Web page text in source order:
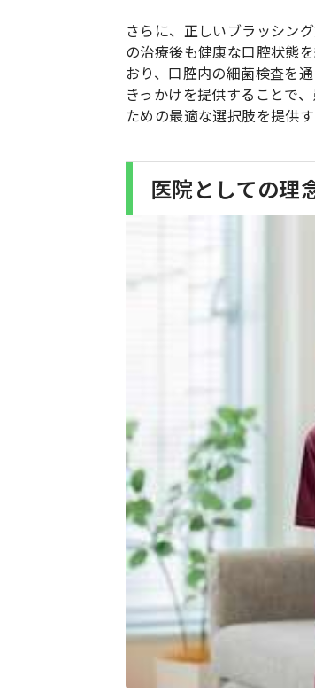
さらに、正しいブラッシン
の治療後も健康な口腔状態
おり、口腔内の細菌検査を
きっかけを提供することで
ための最適な選択肢を提供
医院としての理